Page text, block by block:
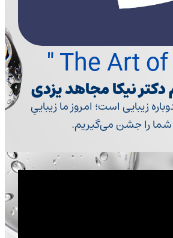
دکتر نیکا مجاهد یزدی
زیبایی است؛ امروز ما زیباییِ
را جشن می‌گیریم.